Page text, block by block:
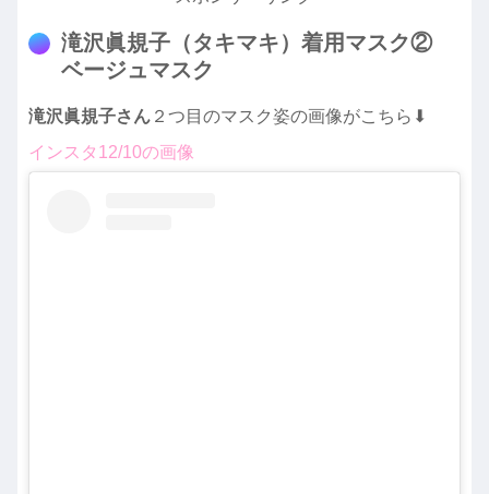
滝沢眞規子（タキマキ）着用マスク②
ベージュマスク
滝沢眞規子さん ２つ目のマスク姿の画像がこちら⬇︎
インスタ12/10の画像